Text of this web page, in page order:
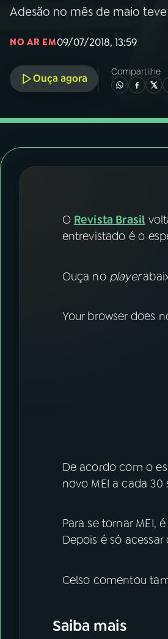
03PROGRAMAÇÃO
05PODCASTS
FESTIVAL DE MÚSICA
YouTube
Adesão no mês de maio
NO AR EM09/07/2018, 13:59
Ouça agora
Compartilhe
O Revista Brasil
entrevistado é o
Ouça no player
Your browser does
De acordo com o
novo MEI a cada 30
Para se tornar MEI,
Depois é só acessar
Celso comentou
Saiba mais